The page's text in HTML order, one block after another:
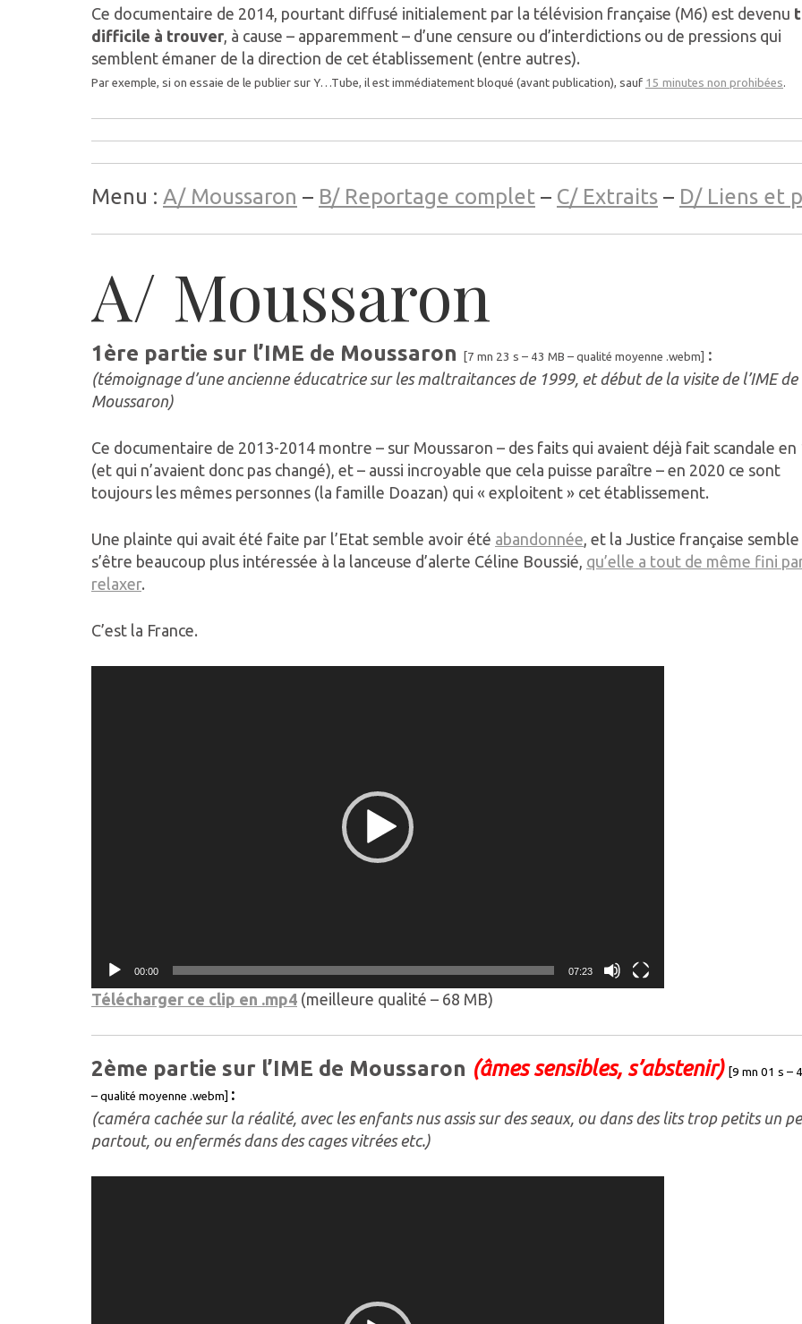
Ce documentaire de 2014, pourtant diffusé initialement par la télévision française (M6) est devenu
difficile à trouver, à cause – apparemment – d’une censure ou d’interdictions ou de pressions qui
semblent émaner de la direction de cet établissement (entre autres).
Par exemple, si on essaie de le publier sur Y…Tube, il est immédiatement bloqué (avant publication), sauf 15 minutes non prohibées.
Menu : A/ Moussaron – B/ Reportage complet – C/ Extraits – D/ Liens et
A/ Moussaron
1ère partie sur l’IME de Moussaron [7 mn 23 s – 43 MB – qualité moyenne .webm]
:
(témoignage d’une ancienne éducatrice sur les maltraitances de 1999, et début de la visite de l’IME de
Moussaron)
Ce documentaire de 2013-2014 montre – sur Moussaron – des faits qui avaient déjà fait scandale en
(et qui n’avaient donc pas changé), et – aussi incroyable que cela puisse paraître – en 2020 ce sont
toujours les mêmes personnes (la famille Doazan) qui « exploitent » cet établissement.
Une plainte qui avait été faite par l’Etat semble avoir été abandonnée, et la Justice française semble
s’être beaucoup plus intéressée à la lanceuse d’alerte Céline Boussié, qu’elle a tout de même fini
relaxer.
C’est la France.
00:00 07:23
Télécharger ce clip en .mp4 (meilleure qualité – 68 MB)
2ème partie sur l’IME de Moussaron (âmes sensibles, s’abstenir) [9 mn 01 s –
– qualité moyenne .webm] :
(caméra cachée sur la réalité, avec les enfants nus assis sur des seaux, ou dans des lits trop petits un
partout, ou enfermés dans des cages vitrées etc.)